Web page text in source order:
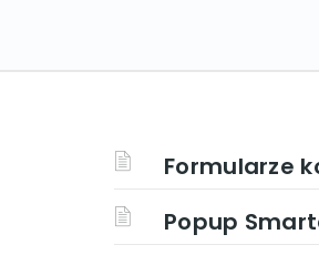
Formularze
Popup